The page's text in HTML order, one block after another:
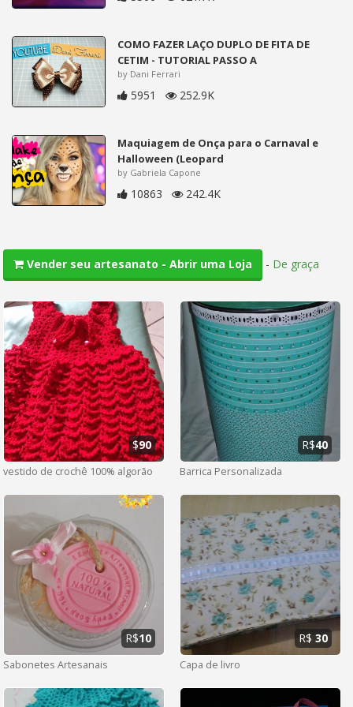
COMO FAZER LAÇO DUPLO DE FITA DE
CETIM - TUTORIAL PASSO A
by Dani Ferrari
5951 252.9K
Maquiagem de Onça para o Carnaval e
Halloween (Leopard
by Gabriela Capone
10863 242.4K
Vender seu artesanato - Abrir uma Loja - De graça
vestido de crochê 100% algorão
$90
Barrica Personalizada
R$40
Sabonetes Artesanais
R$10
Capa de livro
R$ 30